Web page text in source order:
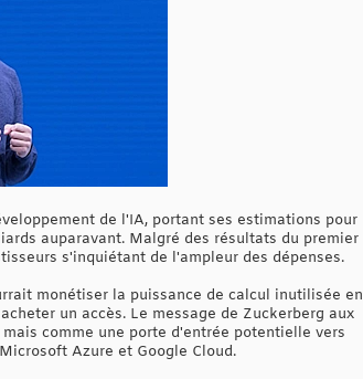
de l'IA, portant ses estimations pour
auparavant. Malgré des résultats du premier
s'inquiétant de l'ampleur des dépenses.
monétiser la puissance de calcul inutilisée en
un accès. Le message de Zuckerberg aux
comme une porte d'entrée potentielle vers
Azure et Google Cloud.